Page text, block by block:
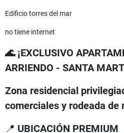
Edificio torres del mar
no tiene internet
🌊 ¡EXCLUSIVO
ARRIENDO - SANTA
Zona residencial
comerciales y rodeada de
📍 UBICACIÓN PREMIUM